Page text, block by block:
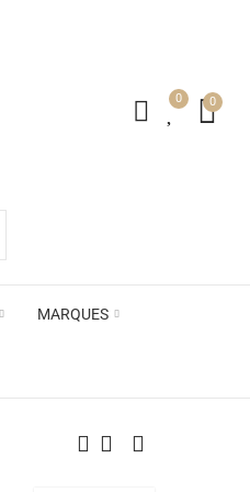
0 0
MARQUES